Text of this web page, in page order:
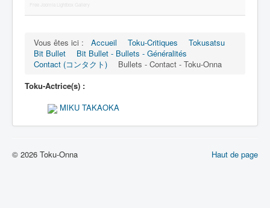
Personnages
Lieux
Vous êtes ici : Accueil Toku-Critiques
Tokusatsu
Bit Bullet
Bit Bullet - Bullets - Généralités
Contact (コンタクト)
Bullets - Contact - Toku-Onna
Toku-Actrice(s) :
MIKU TAKAOKA
Haut de page
© 2026 Toku-Onna